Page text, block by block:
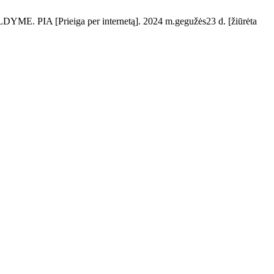
PIA [Prieiga per internetą]. 2024 m.gegužės23 d. [žiūrėta